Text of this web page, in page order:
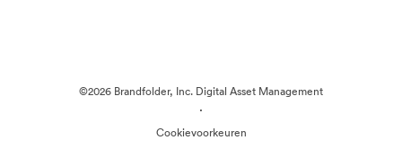
©2026 Brandfolder, Inc. Digital Asset Management
·
Cookievoorkeuren